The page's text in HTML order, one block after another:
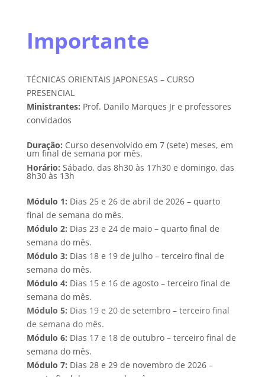
Importante
TÉCNICAS ORIENTAIS JAPONESAS – CURSO
PRESENCIAL
Ministrantes: Prof. Danilo Marques Jr e professores
convidados
Duração: Curso desenvolvido em 7 (sete) meses, em
um final de semana por mês.
Horário: Sábado, das 8h30 às 17h30 e domingo, das
8h30 às 13h
Módulo 1: Dias 25 e 26 de abril de 2026 – quarto
final de semana do mês.
Módulo 2: Dias 23 e 24 de maio – quarto final de
semana do mês.
Módulo 3: Dias 18 e 19 de julho – terceiro final de
semana do mês.
Módulo 4: Dias 15 e 16 de agosto – terceiro final de
semana do mês.
Módulo 5: Dias 19 e 20 de setembro – terceiro final
de semana do mês.
Módulo 6: Dias 17 e 18 de outubro – terceiro final de
semana do mês.
Módulo 7: Dias 28 e 29 de novembro de 2026 –